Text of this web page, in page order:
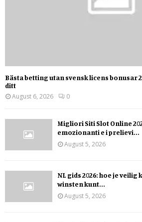
Bästa betting utan svensk licens bonusar
ditt
August 6, 2026
0
Migliori Siti Slot Online
emozionanti e i prelievi...
August 5, 2026
NL gids 2026: hoe je veilig
winsten kunt...
August 5, 2026